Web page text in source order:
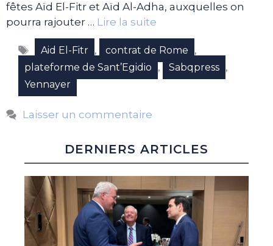
fêtes Aïd El-Fitr et Aïd Al-Adha, auxquelles on
pourra rajouter … Lire la suite
Étiquettes
Aid El-Fitr , contrat de Rome ,
plateforme de Sant’Egidio , Sabqpress ,
Yennayer
Laisser un commentaire
DERNIERS ARTICLES